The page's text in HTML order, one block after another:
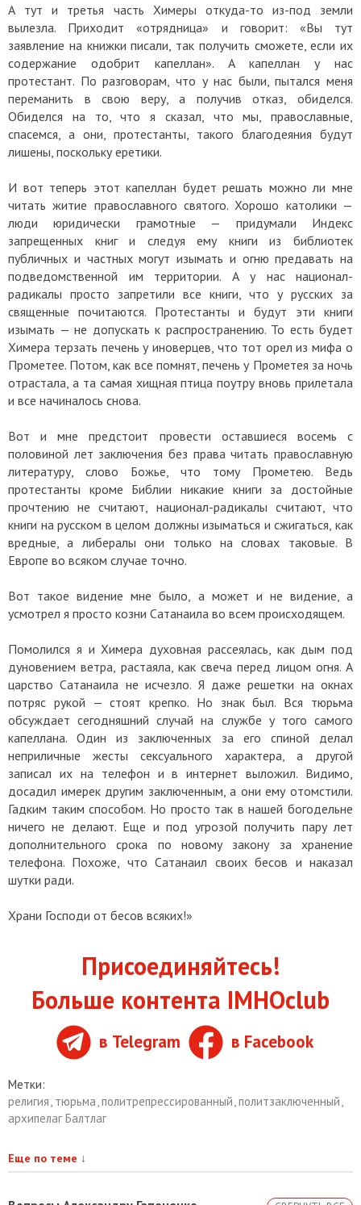
А тут и третья часть Химеры откуда-то из-под земли
вылезла. Приходит «отрядница» и говорит: «Вы тут
заявление на книжки писали, так получить сможете, если их
содержание одобрит капеллан». А капеллан у нас
протестант. По разговорам, что у нас были, пытался меня
переманить в свою веру, а получив отказ, обиделся.
Обиделся на то, что я сказал, что мы, православные,
спасемся, а они, протестанты, такого благодеяния будут
лишены, поскольку еретики.
И вот теперь этот капеллан будет решать можно ли мне
читать житие православного святого. Хорошо католики —
люди юридически грамотные — придумали Индекс
запрещенных книг и следуя ему книги из библиотек
публичных и частных могут изымать и огню предавать на
подведомственной им территории. А у нас национал-
радикалы просто запретили все книги, что у русских за
священные почитаются. Протестанты и будут эти книги
изымать — не допускать к распространению. То есть будет
Химера терзать печень у иноверцев, что тот орел из мифа о
Прометее. Потом, как все помнят, печень у Прометея за ночь
отрастала, а та самая хищная птица поутру вновь прилетала
и все начиналось снова.
Вот и мне предстоит провести оставшиеся восемь с
половиной лет заключения без права читать православную
литературу, слово Божье, что тому Прометею. Ведь
протестанты кроме Библии никакие книги за достойные
прочтению не считают, национал-радикалы считают, что
книги на русском в целом должны изыматься и сжигаться, как
вредные, а либералы они только на словах таковые. В
Европе во всяком случае точно.
Вот такое видение мне было, а может и не видение, а
усмотрел я просто козни Сатанаила во всем происходящем.
Помолился я и Химера духовная рассеялась, как дым под
дуновением ветра, растаяла, как свеча перед лицом огня. А
царство Сатанаила не исчезло. Я даже решетки на окнах
потряс рукой — стоят крепко. Но знак был. Вся тюрьма
обсуждает сегодняшний случай на службе у того самого
капеллана. Один из заключенных за его спиной делал
неприличные жесты сексуального характера, а другой
записал их на телефон и в интернет выложил. Видимо,
досадил имерек другим заключенным, а они ему отомстили.
Гадким таким способом. Но просто так в нашей богодельне
ничего не делают. Еще и под угрозой получить пару лет
дополнительного срока по новому закону за хранение
телефона. Похоже, что Сатанаил своих бесов и наказал
шутки ради.
Храни Господи от бесов всяких!»
Присоединяйтесь!
Больше контента IMHOclub
в Telegram в Facebook
Метки:
религия, тюрьма,политрепрессированный,политзаключенный,
архипелаг Балтлаг
Еще по теме ↓